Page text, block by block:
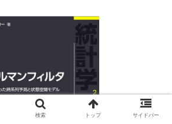
検索 トップ サイドバー